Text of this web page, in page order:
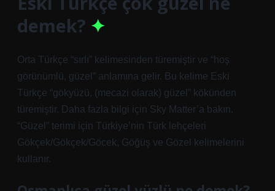
demek?
Orta Türkçe “sırlı” kelimesinden türemiştir ve “hoş
görünümlü, güzel” anlamına gelir. Bu kelime Eski
Türkçe “gökyüzü, (mecazi olarak) güzel” kökünden
türemiştir. Daha fazla bilgi için Sky Matter’a bakın.
“Güzel” terimi için Türkiye’nin Türk lehçeleri
Gökçek/Gökçek/Göcek, Göğüş ve Gözel kelimelerini
kullanır.